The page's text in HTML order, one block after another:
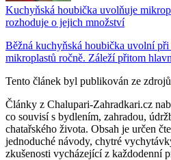
Kuchyňská houbička uvolňuje
rozhoduje o jejich množství
Běžná kuchyňská houbička uvolní
mikroplastů ročně. Záleží přitom
Tento článek byl publikován ze zdrojů
Články z Chalupari-Zahradkari.cz
co souvisí s bydlením, zahradou,
chatařského života. Obsah je určen
jednoduché návody, chytré
zkušenosti vycházející z každodenní